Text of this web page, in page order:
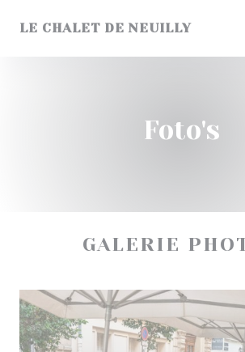
LE CHALET DE NEUILLY
Foto's
GALERIE